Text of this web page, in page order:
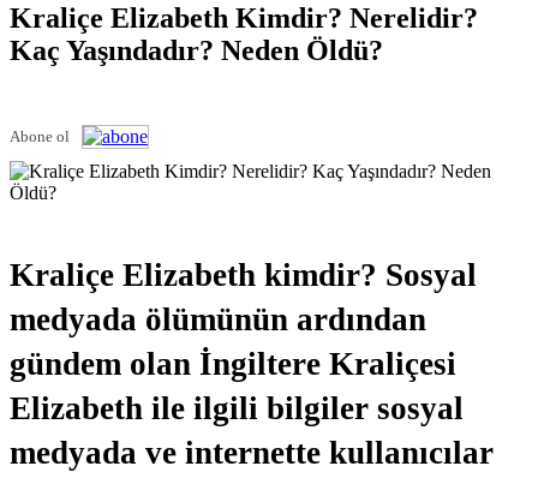
Kraliçe Elizabeth Kimdir? Nerelidir?
Kaç Yaşındadır? Neden Öldü?
Abone ol
Kraliçe Elizabeth kimdir? Sosyal
medyada ölümünün ardından
gündem olan İngiltere Kraliçesi
Elizabeth ile ilgili bilgiler sosyal
medyada ve internette kullanıcılar